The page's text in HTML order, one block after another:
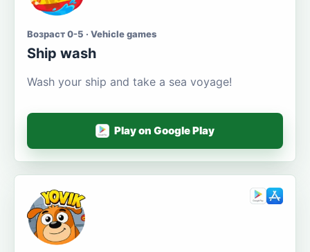
Возраст 0-5 · Vehicle games
Ship wash
Wash your ship and take a sea voyage!
Play on Google Play